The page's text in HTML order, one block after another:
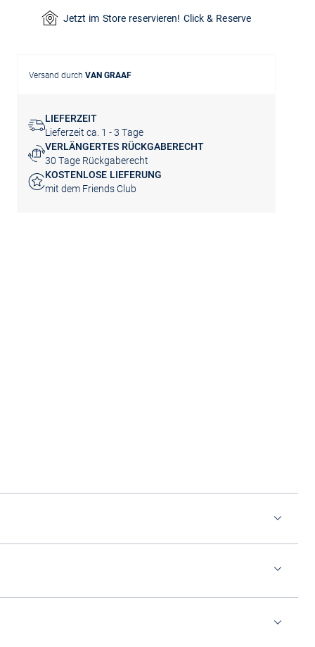
Jetzt im Store reservieren! Click & Reserve
Versand durch VAN GRAAF
LIEFERZEIT
Lieferzeit ca. 1 - 3 Tage
VERLÄNGERTES RÜCKGABERECHT
30 Tage Rückgaberecht
KOSTENLOSE LIEFERUNG
mit dem Friends Club